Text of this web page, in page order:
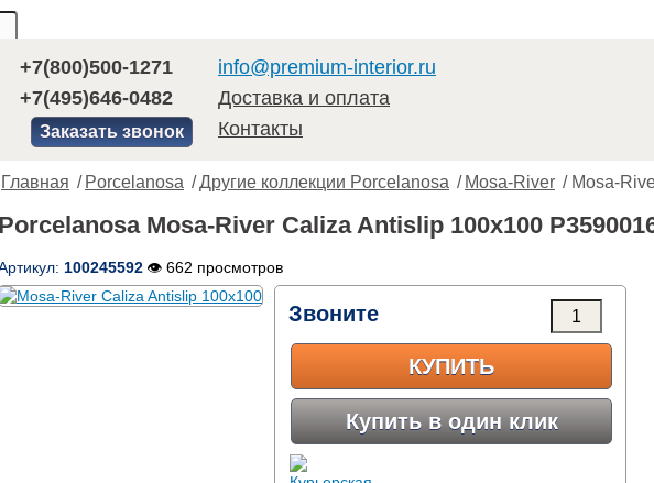
+7(800)500-1271
+7(495)646-0482
Заказать звонок
info@premium-interior.ru
Доставка и оплата
Контакты
Главная / Porcelanosa /Другие коллекции Porcelanosa / Mosa-River / Mosa-
Porcelanosa Mosa-River Caliza Antislip 100x100
100245592 👁 662 просмотров
Звоните
КУПИТЬ
Купить в один клик